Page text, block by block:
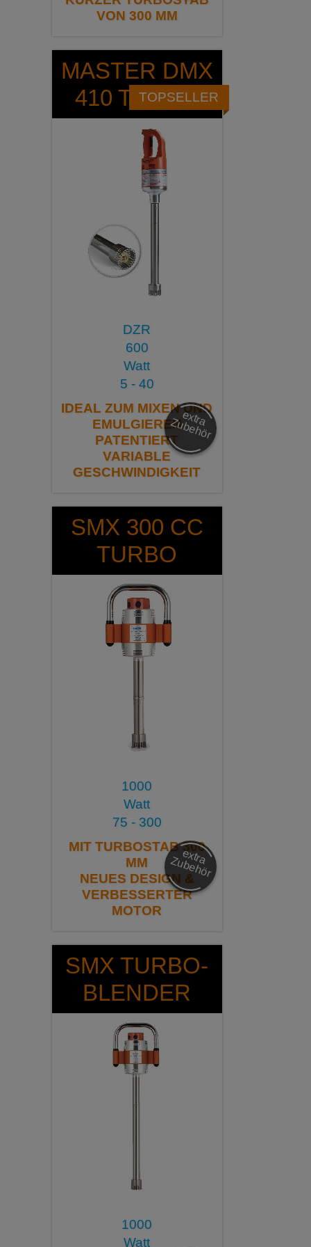
VON 300 MM
TOPSELLER
e
x
tra
Z
u
b
e
h
ö
r
MASTER DMX
410 TURBO
DZR
600
Watt
5 - 40
IDEAL ZUM MIXEN UND
EMULGIEREN
PATENTIERT
VARIABLE
GESCHWINDIGKEIT
e
x
tra
Z
u
b
e
h
ö
r
SMX 300 CC
TURBO
1000
Watt
75 - 300
MIT TURBOSTAB 300
MM
NEUES DESIGN &
VERBESSERTER
MOTOR
SMX TURBO-
BLENDER
1000
Watt